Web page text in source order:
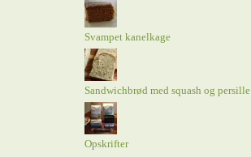
Svampet kanelkage
Sandwichbrød med squash og persille
Opskrifter